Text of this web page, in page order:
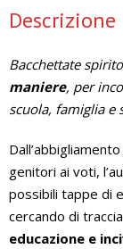
Descrizione
Bacchettate
maniere, per
scuola, famiglia e
genitori ai voti,
possibili tappe di
cercando di
educazione e